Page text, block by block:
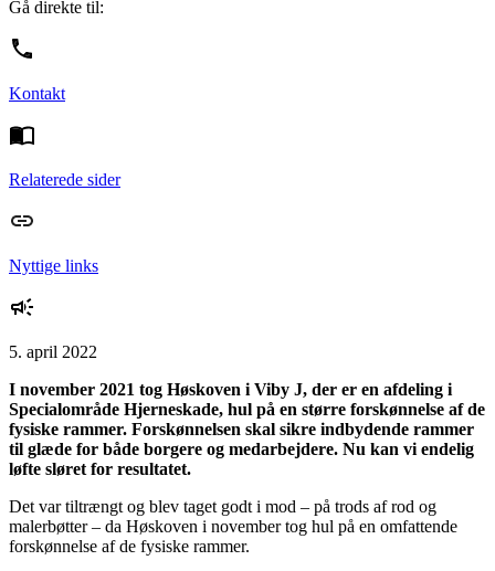
Gå direkte til:
Kontakt
Relaterede sider
Nyttige links
5. april 2022
I november 2021 tog Høskoven i Viby J, der er en afdeling i
Specialområde Hjerneskade, hul på en større forskønnelse af de
fysiske rammer. Forskønnelsen skal sikre indbydende rammer
til glæde for både borgere og medarbejdere. Nu kan vi endelig
løfte sløret for resultatet.
Det var tiltrængt og blev taget godt i mod – på trods af rod og
malerbøtter – da Høskoven i november tog hul på en omfattende
forskønnelse af de fysiske rammer.